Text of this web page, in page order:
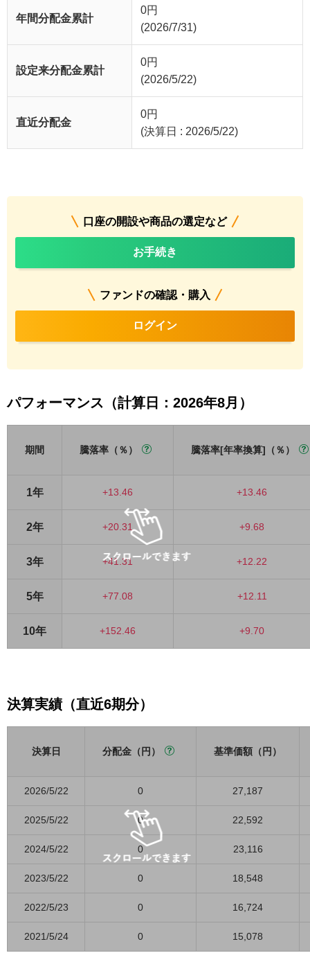
年間分配金累計
0円
(2026/7/31)
設定来分配金累計
0円
(2026/5/22)
直近分配金
0円
(決算日 : 2026/5/22)
口座の開設や商品の選定など
お手続き
ファンドの確認・購入
ログイン
パフォーマンス（計算日：2026年8月）
期間 騰落率（％） 騰落率[年率換算]（％）
1年 +13.46 +13.46
2年 +20.31 +9.68
3年 +41.31 +12.22
5年 +77.08 +12.11
10年 +152.46 +9.70
決算実績（直近6期分）
決算日 分配金（円） 基準価額（円）
2026/5/22 0 27,187
2025/5/22 0 22,592
2024/5/22 0 23,116
2023/5/22 0 18,548
2022/5/23 0 16,724
2021/5/24 0 15,078